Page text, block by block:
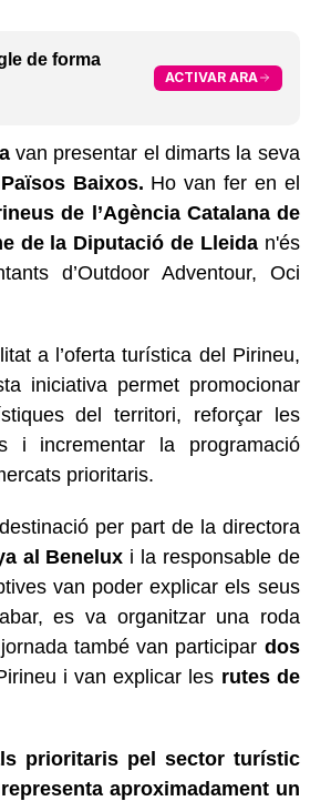
de forma
ACTIVAR ARA
van presentar el dimarts la seva
Baixos. Ho van fer en el
de l’Agència Catalana de
de la Diputació de Lleidan'és
d’Outdoor Adventour, Oci
a l’oferta turística del Pirineu,
iniciativa permet promocionar
del territori, reforçar les
i incrementar la programació
prioritaris.
per part de la directora
al Benelux i la responsable de
van poder explicar els seus
es va organitzar una roda
també van participar dos
i van explicar les rutes de
prioritaris pel sector turístic
representa aproximadament un